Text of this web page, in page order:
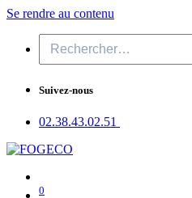
Se rendre au contenu
Suivez-nous
02.38.43​.02.51
0